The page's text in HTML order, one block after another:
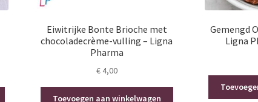
Eiwitrijke Bonte Brioche met
chocoladecrème-vulling – Ligna
Pharma
€4,00
Toevoegen aan winkelwagen
Gemengd
Ligna